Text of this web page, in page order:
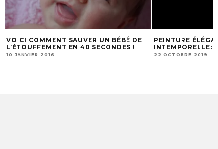
VOICI COMMENT SAUVER UN BÉBÉ DE
L’ÉTOUFFEMENT EN 40 SECONDES !
10 JANVIER 2016
PEINTURE
INTEMPORELLE:
22 OCTOBRE 2019